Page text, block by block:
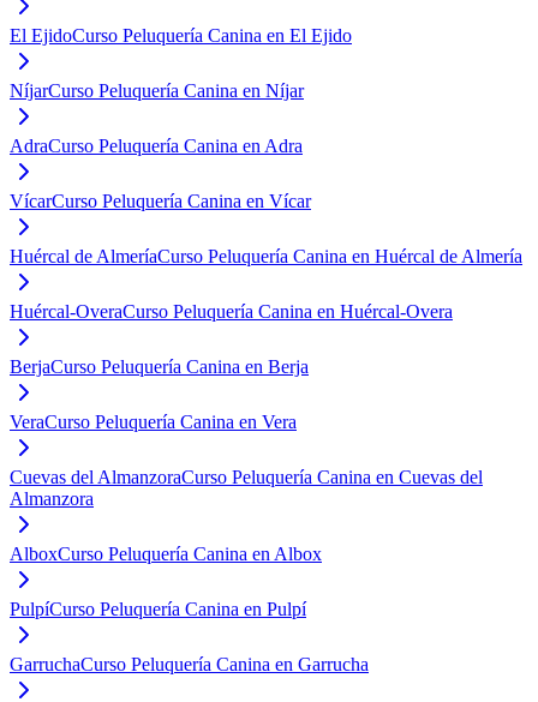
El EjidoCurso Peluquería Canina en El Ejido
NíjarCurso Peluquería Canina en Níjar
AdraCurso Peluquería Canina en Adra
VícarCurso Peluquería Canina en Vícar
Huércal de AlmeríaCurso Peluquería Canina en Huércal de Almería
Huércal-OveraCurso Peluquería Canina en Huércal-Overa
BerjaCurso Peluquería Canina en Berja
VeraCurso Peluquería Canina en Vera
Cuevas del AlmanzoraCurso Peluquería Canina en Cuevas del
Almanzora
AlboxCurso Peluquería Canina en Albox
PulpíCurso Peluquería Canina en Pulpí
GarruchaCurso Peluquería Canina en Garrucha